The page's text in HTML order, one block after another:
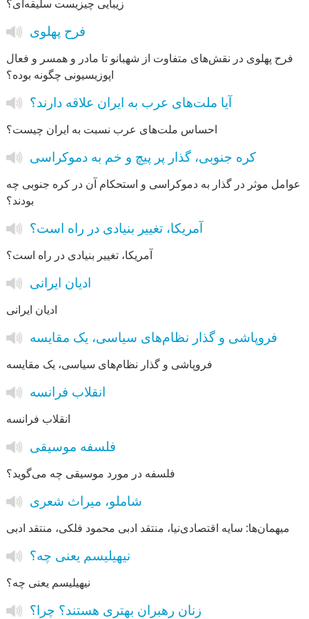
زیبایی چیزیست سلیقه‌ای؟
فرح پهلوی
فرح پهلوی در نقش‌های متفاوت از شهبانو تا مادر و همسر و فعال
اپوزیسیونی چگونه بوده؟
آیا ملت‌های عرب به ایران علاقه دارند؟
احساس ملت‌های عرب نسبت به ایران چیست؟
کره جنوبی، گذار پر پیچ و خم به دموکراسی
عوامل موثر در گذار به دموکراسی و استحکام آن در کره جنوبی چه
بودند؟
آمریکا، تغییر بنیادی در راه است؟
آمریکا، تغییر بنیادی در راه است؟
ادیان ایرانی
ادیان ایرانی
فروپاشی و گذار نظام‌های سیاسی، یک مقایسه
فروپاشی و گذار نظام‌های سیاسی، یک مقایسه
انقلاب فرانسه
انقلاب فرانسه
فلسفه موسیقی
فلسفه در مورد موسیقی چه می‌گوید؟
شاملو، میراث شعری
میهمان‌‌ها: سایه اقتصادی‌نیا، منتقد ادبی محمود فلکی، منتقد ادبی
نیهیلیسم یعنی چه؟
نیهیلیسم یعنی چه؟
زنان رهبران بهتری هستند؟ چرا؟